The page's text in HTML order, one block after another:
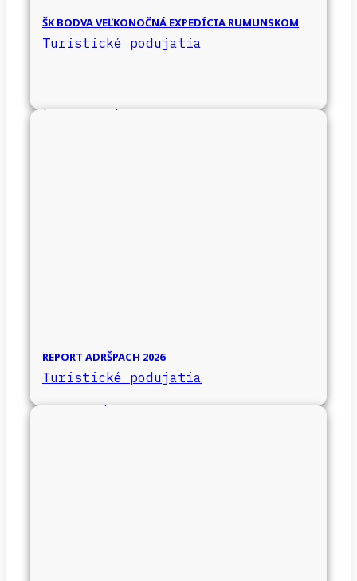
ŠK BODVA VEĽKONOČNÁ EXPEDÍCIA RUMUNSKOM
Turistické podujatia
REPORT ADRŠPACH 2026
Turistické podujatia